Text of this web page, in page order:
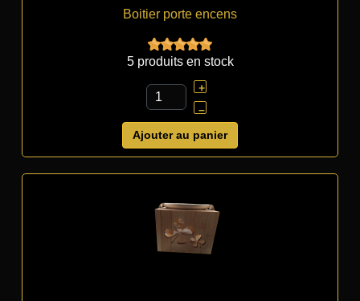
Boitier porte encens
5 produits en stock
+
–
Ajouter au panier